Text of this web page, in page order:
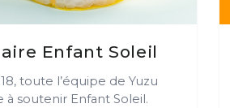
Enfant Soleil
toute l’équipe de Yuzu
à soutenir Enfant Soleil.